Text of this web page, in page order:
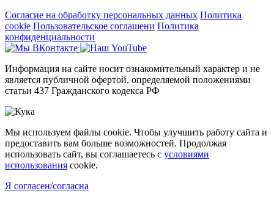
Согласие на обработку персональных данных Политика
cookie Пользовательское соглашени Политика
конфиденциальности
Информация на сайте носит ознакомительный характер и не
является публичной офертой, определяемой положениями
статьи 437 Гражданского кодекса РФ
Мы используем файлы cookie. Чтобы улучшить работу сайта и
предоставить вам больше возможностей. Продолжая
использовать сайт, вы соглашаетесь с условиями
использования cookie.
Я согласен/согласна